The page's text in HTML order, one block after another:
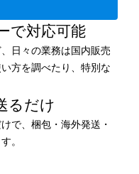
で対応可能
日々の業務は国内販売
方を調べたり、特別な
るだけ
で、梱包・海外発送・
。